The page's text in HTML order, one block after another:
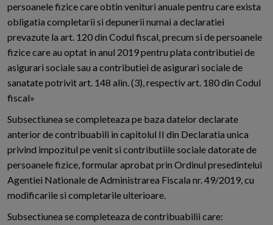
persoanele fizice care obtin venituri anuale pentru care exista
obligatia completarii si depunerii numai a declaratiei
prevazute la art. 120 din Codul fiscal, precum si de persoanele
fizice care au optat in anul 2019 pentru plata contributiei de
asigurari sociale sau a contributiei de asigurari sociale de
sanatate potrivit art. 148 alin. (3), respectiv art. 180 din Codul
fiscal»
Subsectiunea se completeaza pe baza datelor declarate
anterior de contribuabili in capitolul II din Declaratia unica
privind impozitul pe venit si contributiile sociale datorate de
persoanele fizice, formular aprobat prin Ordinul presedintelui
Agentiei Nationale de Administrarea Fiscala nr. 49/2019, cu
modificarile si completarile ulterioare.
Subsectiunea se completeaza de contribuabilii care: